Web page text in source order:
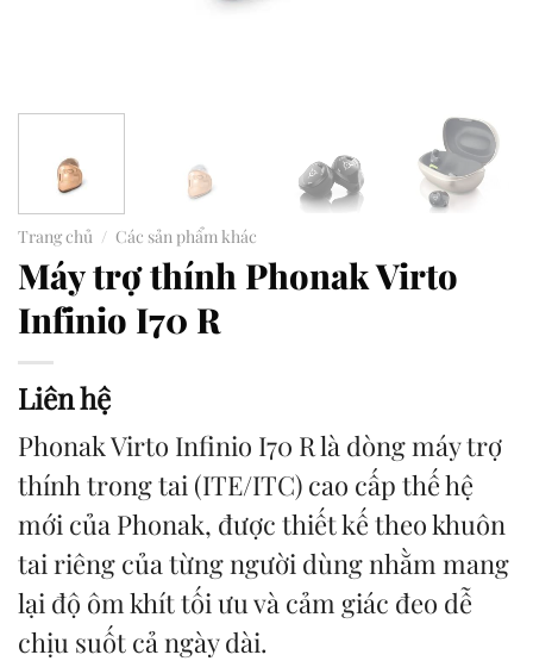
Trang chủ / Các sản phẩm khác
Máy trợ thính Phonak Virto
Infinio I70 R
Liên hệ
Phonak Virto Infinio I70 R là dòng máy trợ
thính trong tai (ITE/ITC) cao cấp thế hệ
mới của Phonak, được thiết kế theo khuôn
tai riêng của từng người dùng nhằm mang
lại độ ôm khít tối ưu và cảm giác đeo dễ
chịu suốt cả ngày dài.